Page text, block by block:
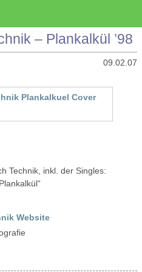
– Plankalkül ’98
09.02.07
Technik, inkl. der Singles:
Website